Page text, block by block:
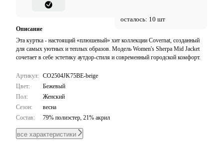
осталось: 10 шт
Описание
Эта куртка - настоящий «плюшевый» хит коллекции Covernat, созданный
для самых уютных и теплых образов. Модель Women's Sherpa Mid Jacket
сочетает в себе эстетику аутдор-стиля и современный городской комфорт.
Артикул: CO2504JK75BE-beige
Цвет:
Бежевый
Пол:
Женский
Сезон:
весна
Состав:
79% полиэстер, 21% акрил
все характеристики